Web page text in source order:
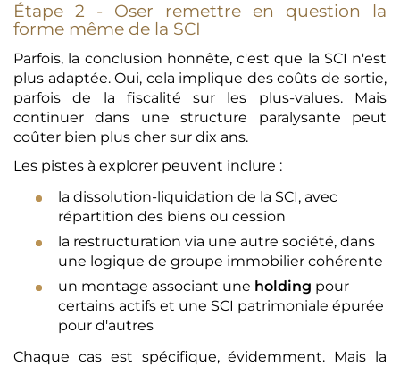
Étape 2 - Oser remettre en question la
forme même de la SCI
Parfois, la conclusion honnête, c'est que la SCI n'est
plus adaptée. Oui, cela implique des coûts de sortie,
parfois de la fiscalité sur les plus-values. Mais
continuer dans une structure paralysante peut
coûter bien plus cher sur dix ans.
Les pistes à explorer peuvent inclure :
la dissolution-liquidation de la SCI, avec
répartition des biens ou cession
la restructuration via une autre société, dans
une logique de groupe immobilier cohérente
un montage associant une holding pour
certains actifs et une SCI patrimoniale épurée
pour d'autres
Chaque cas est spécifique, évidemment. Mais la